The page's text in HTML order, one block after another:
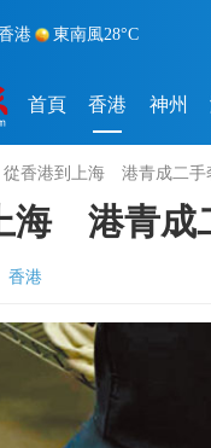
港 東南風28°C
首頁 香港 神州
從香港到上海 港青成二手
海 港青成
香港